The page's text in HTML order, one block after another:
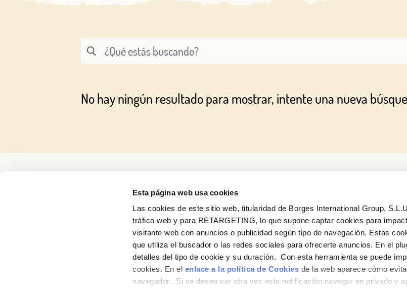
Esta página web usa cookies
Las cookies de este sitio web, titularidad de Borges International Group,
tráfico web y para RETARGETING, lo que supone captar cookies para
visitante web con anuncios o publicidad según tipo de navegación. Estas
que utiliza el buscador o las redes sociales para ofrecerte anuncios. En el
detalles del tipo de cookie y su duración. Con esta herramienta se puede
cookies. En el enlace a la política de Cookies de la web aparece cómo
navegador. Si se desea ver otra vez esta notificación navegar en privado y
No hay ningún resultado para mostrar, intente una nueva
¿Quieres conocer todas nuestras novedades?
Suscríbete a la newsletter de Borges
Newsletter
Log in with Google